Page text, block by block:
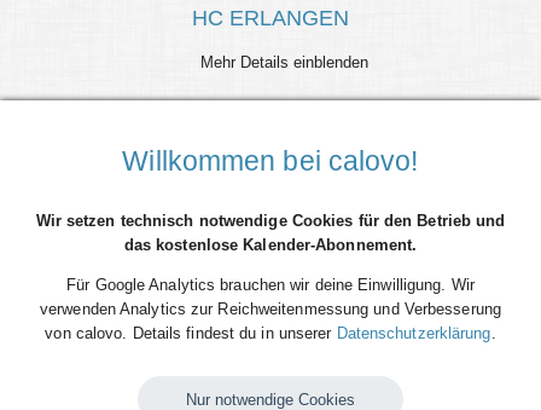
HC ERLANGEN
Mehr Details einblenden
Willkommen bei calovo!
Wir setzen technisch notwendige Cookies für den Betrieb und
das kostenlose Kalender-Abonnement.
Für Google Analytics brauchen wir deine Einwilligung. Wir
verwenden Analytics zur Reichweitenmessung und Verbesserung
von calovo. Details findest du in unserer Datenschutzerklärung
Nur notwendige Cookies